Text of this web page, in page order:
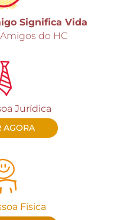
Significa Vida
do HC
Jurí­dica
AGORA
Física